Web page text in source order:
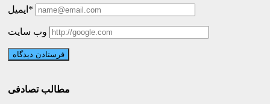
ایمیل*
وب سایت
مطالب تصادفی